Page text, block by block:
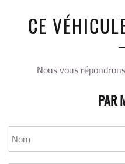
CE
Nous vous
PAR
NOM *